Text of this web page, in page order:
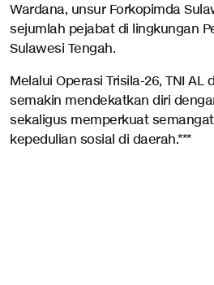
Wardana, unsur Forkopimda
sejumlah pejabat di lingkungan
Sulawesi Tengah.
Melalui Operasi Trisila-26, TNI AL
semakin mendekatkan diri
sekaligus memperkuat
kepedulian sosial di daerah.***